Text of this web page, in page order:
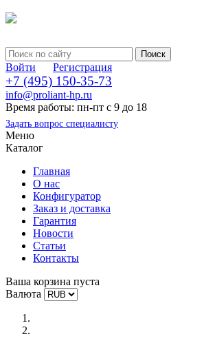
Войти Регистрация
+7 (495) 150-35-73
info@proliant-hp.ru
Время работы: пн-пт с 9 до 18
Задать вопрос специалисту
Меню
Каталог
Главная
О нас
Конфигуратор
Заказ и доставка
Гарантия
Новости
Статьи
Контакты
Ваша корзина пуста
Валюта